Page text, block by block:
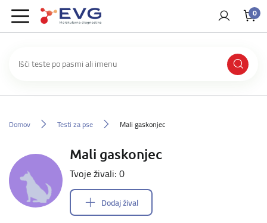
0
Domov Testi za pse Mali gaskonjec
Mali gaskonjec
Tvoje živali: 0
Dodaj žival